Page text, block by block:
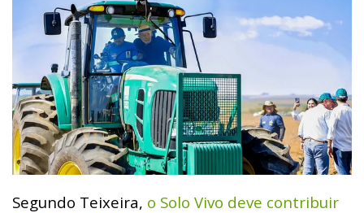
Segundo Teixeira, o Solo Vivo deve contribuir